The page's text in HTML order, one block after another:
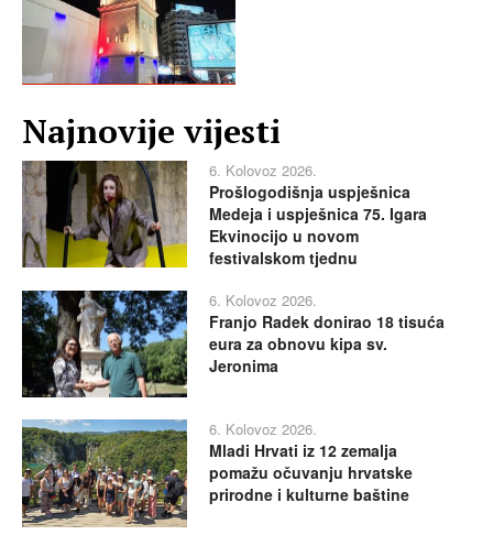
Najnovije vijesti
6. Kolovoz 2026.
Prošlogodišnja uspješnica
Medeja i uspješnica 75. Igara
Ekvinocijo u novom
festivalskom tjednu
6. Kolovoz 2026.
Franjo Radek donirao 18 tisuća
eura za obnovu kipa sv.
Jeronima
6. Kolovoz 2026.
Mladi Hrvati iz 12 zemalja
pomažu očuvanju hrvatske
prirodne i kulturne baštine